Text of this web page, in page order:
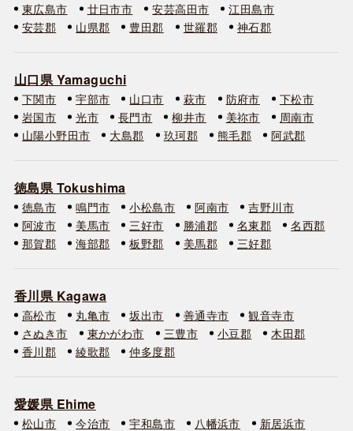
東広島市 廿日市市 安芸高田市
江田島市
安芸郡
山県郡 豊田郡 世羅郡 神石郡
山口県 Yamaguchi
下関市 宇部市 山口市 萩市 防府市
下松市
岩国市
光市 長門市 柳井市 美祢市
周南市
山陽小野田市
大島郡 玖珂郡 熊毛郡 阿武郡
徳島県 Tokushima
徳島市 鳴門市 小松島市 阿南市
吉野川市
阿波市
美馬市 三好市 勝浦郡 名東郡
名西郡
那賀郡
海部郡 板野郡 美馬郡 三好郡
香川県 Kagawa
高松市 丸亀市 坂出市 善通寺市
観音寺市
さぬき市
東かがわ市 三豊市 小豆郡
木田郡
香川郡
綾歌郡 仲多度郡
愛媛県 Ehime
松山市 今治市 宇和島市 八幡浜市
新居浜市